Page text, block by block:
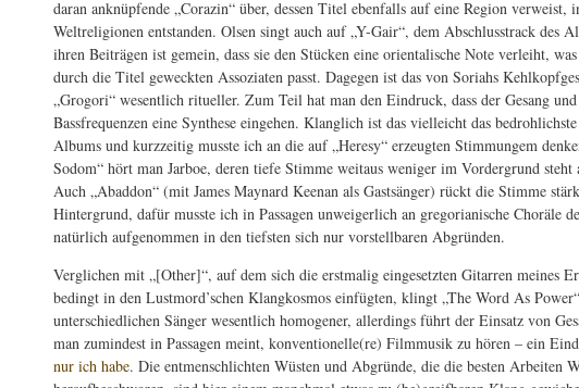
daran anknüpfende „Corazin“ über, dessen Titel ebenfalls auf eine Region verweist,
Weltreligionen entstanden. Olsen singt auch auf „Y-Gair“, dem Abschlusstrack des
ihren Beiträgen ist gemein, dass sie den Stücken eine orientalische Note verleiht,
durch die Titel geweckten Assoziaten passt. Dagegen ist das von Soriahs
„Grogori“ wesentlich ritueller. Zum Teil hat man den Eindruck, dass der Gesang
Bassfrequenzen eine Synthese eingehen. Klanglich ist das vielleicht das
Albums und kurzzeitig musste ich an die auf „Heresy“ erzeugten Stimmungem
Sodom“ hört man Jarboe, deren tiefe Stimme weitaus weniger im Vordergrund steht
Auch „Abaddon“ (mit James Maynard Keenan als Gastsänger) rückt die Stimme
Hintergrund, dafür musste ich in Passagen unweigerlich an gregorianische Choräle
natürlich aufgenommen in den tiefsten sich nur vorstellbaren Abgründen.
Verglichen mit „[Other]“, auf dem sich die erstmalig eingesetzten Gitarren meines
bedingt in den Lustmord’schen Klangkosmos einfügten, klingt „The Word As
unterschiedlichen Sänger wesentlich homogener, allerdings führt der Einsatz von
man zumindest in Passagen meint, konventionelle(re) Filmmusik zu hören – ein
nur ich habe. Die entmenschlichten Wüsten und Abgründe, die die besten Arbeiten